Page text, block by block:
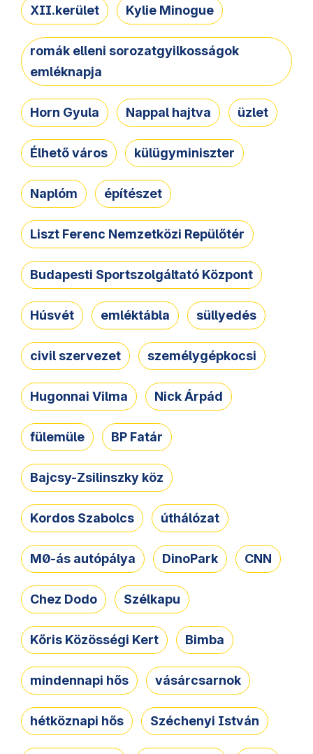
XII.kerület Kylie Minogue
romák elleni sorozatgyilkosságok
emléknapja
Horn Gyula Nappal hajtva üzlet
Élhető város külügyminiszter
Naplóm építészet
Liszt Ferenc Nemzetközi Repülőtér
Budapesti Sportszolgáltató Központ
Húsvét emléktábla süllyedés
civil szervezet személygépkocsi
Hugonnai Vilma Nick Árpád
fülemüle BP Fatár
Bajcsy-Zsilinszky köz
Kordos Szabolcs úthálózat
M0-ás autópálya DinoPark CNN
Chez Dodo Szélkapu
Kőris Közösségi Kert Bimba
mindennapi hős vásárcsarnok
hétköznapi hős Széchenyi István